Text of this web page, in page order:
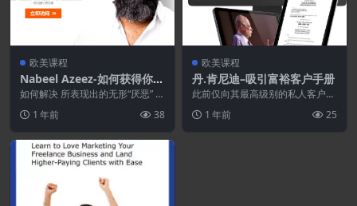
欧美课程
Nabeel Azeez-如何获得你的
第一个文案客户
如何解决 所表现出的无形“厌恶” 与
是你的副本） ...
1 年前 38
欧美课程
丹.肯尼迪–吸引富裕客户手册
此前仅向其最高级别的私人客户提
光： 丹·肯尼迪...
1 年前 25